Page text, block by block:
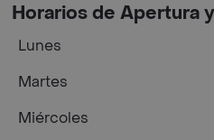
Horarios de Apertura
Lunes
Martes
Miércoles